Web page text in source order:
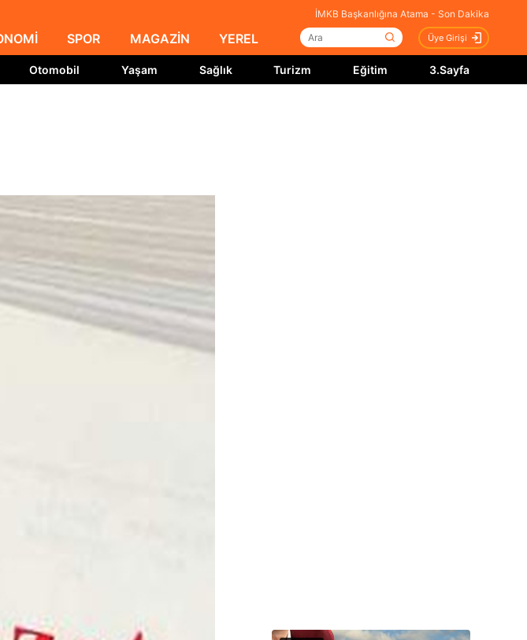
İMKB Başkanlığına Atama - Son Dakika
SPOR MAGAZİN YEREL Üye Girişi
Otomobil Yaşam Sağlık Turizm Eğitim 3.Sayfa